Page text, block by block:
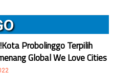
Probolinggo Terpilih
Global We Love Cities